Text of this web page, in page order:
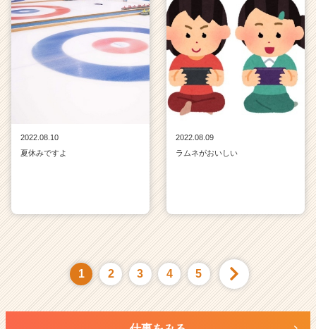
2022.08.10
夏休みですよ
2022.08.09
ラムネがおいしい
1 2 3 4 5